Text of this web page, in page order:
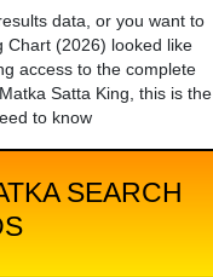
data, or you want to
Chart (2026) looked like
access to the complete
Satta King, this is the
to know
SEARCH